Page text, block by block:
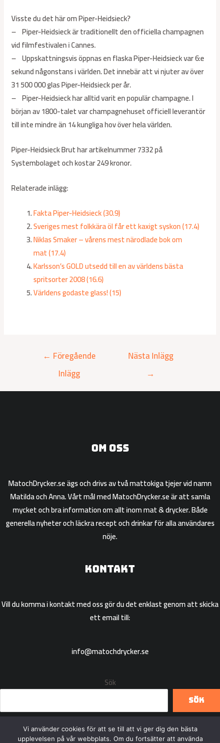
Visste du det här om Piper-Heidsieck?
– Piper-Heidsieck är traditionellt den officiella champagnen
vid filmfestivalen i Cannes.
– Uppskattningsvis öppnas en flaska Piper-Heidsieck var 6:e
sekund någonstans i världen. Det innebär att vi njuter av över
31 500 000 glas Piper-Heidsieck per år.
– Piper-Heidsieck har alltid varit en populär champagne. I
början av 1800-talet var champagnehuset officiell leverantör
till inte mindre än 14 kungliga hov över hela världen.
Piper-Heidsieck Brut har artikelnummer 7332 på
Systembolaget och kostar 249 kronor.
Relaterade inlägg:
Fakta Piper-Heidsieck (30.9)
Sveriges mest folkkära öl får ett kaxigt syskon (17.4)
Niklas Smaker – vårens mest närodlade bok om
mat (17.4)
Karlsson’s GOLD utsedd till en av världens bästa
spritsorter 2008 (16.6)
Världens godaste glass! (15)
← Föregående
Inlägg
Nästa Inlägg
→
Om oss
MatochDrycker.se ägs och drivs av två mattokiga tjejer vid namn
Matilda och Anna. Vårt mål med MatochDrycker.se är att samla
mycket och bra information om allt inom mat & drycker. Både
generella nyheter och läckra recept och drinkar för alla användares
nöje.
Kontakt
Vill du komma i kontakt med oss gör du det enklast genom att skicka
ett email till:
info@matochdrycker.se
Sök
Sök
Vi använder cookies för att se till att vi ger dig den bästa
upplevelsen på vår webbplats. Om du fortsätter att använda